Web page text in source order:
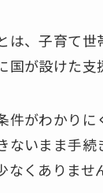
は、子育て世
が設けた支
件がわかりに
ないまま手続
くありませ